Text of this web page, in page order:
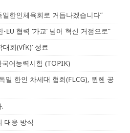
한인체육회로 거듭나겠습니다”
협력 ‘가교’ 넘어 혁신 거점으로”
회(VfK)’ 성료
어능력시험 (TOPIK)
일 한인 차세대 협회(FLCG), 뮌헨 공
대응 방식